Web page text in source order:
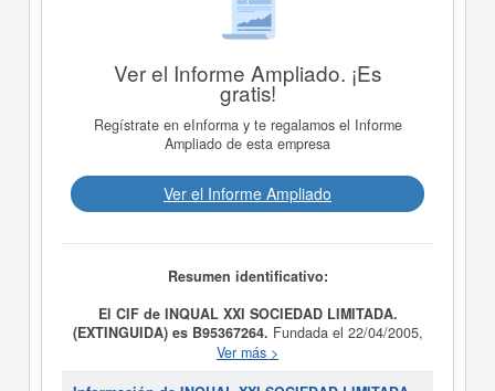
Ver el Informe Ampliado. ¡Es
gratis!
Regístrate en eInforma y te regalamos el Informe
Ampliado de esta empresa
Ver el Informe Ampliado
Resumen identificativo:
El CIF de INQUAL XXI SOCIEDAD LIMITADA.
(EXTINGUIDA) es B95367264. Fundada el 22/04/2005,
INQUAL XXI SOCIEDAD LIMITADA.
(EXTINGUIDA)tiene como finalidad EL DESARROLLO
Ver más >